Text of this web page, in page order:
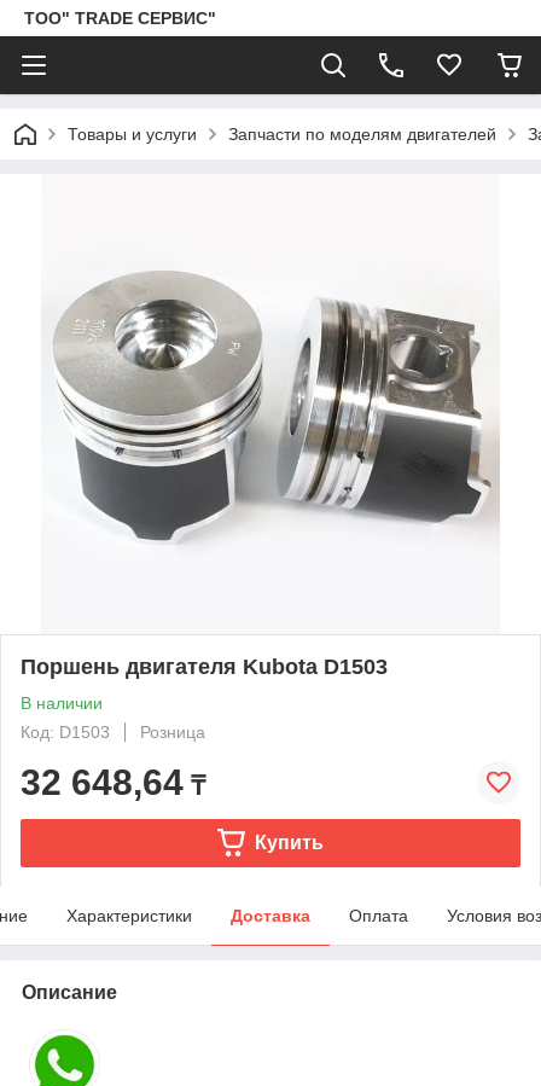
ТОО" TRADE СЕРВИС"
Товары и услуги Запчасти по моделям двигателей
Поршень двигателя Kubota D1503
В наличии
Код: D1503
Розница
32 648,64 ₸
Купить
Характеристики Доставка Оплата Условия
Описание